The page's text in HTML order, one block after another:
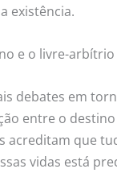
existência.
e o livre-arbítrio
debates em
entre o
acreditam que
vidas está